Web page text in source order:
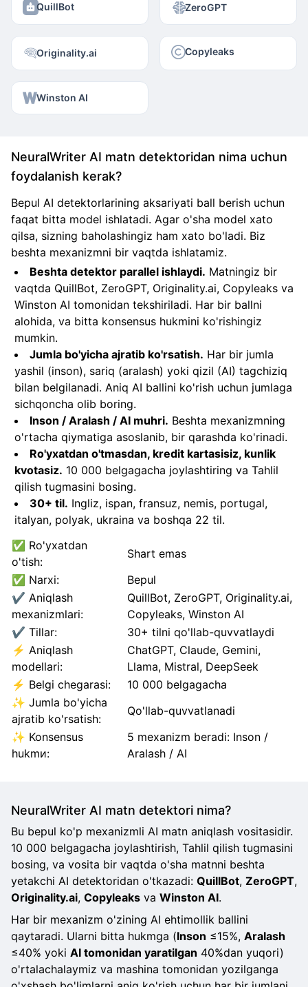
QuillBot ZeroGPT
Originality.ai Copyleaks
Winston AI
NeuralWriter AI matn detektoridan nima uchun
foydalanish kerak?
Bepul AI detektorlarining aksariyati ball berish uchun
faqat bitta model ishlatadi. Agar o'sha model xato
qilsa, sizning baholashingiz ham xato bo'ladi. Biz
beshta mexanizmni bir vaqtda ishlatamiz.
Beshta detektor parallel ishlaydi. Matningiz bir
vaqtda QuillBot, ZeroGPT, Originality.ai, Copyleaks va
Winston AI tomonidan tekshiriladi. Har bir ballni
alohida, va bitta konsensus hukmini ko'rishingiz
mumkin.
Jumla bo'yicha ajratib ko'rsatish. Har bir jumla
yashil (inson), sariq (aralash) yoki qizil (AI) tagchiziq
bilan belgilanadi. Aniq AI ballini ko'rish uchun jumlaga
sichqoncha olib boring.
Inson / Aralash / AI muhri. Beshta mexanizmning
o'rtacha qiymatiga asoslanib, bir qarashda ko'rinadi.
Ro'yxatdan o'tmasdan, kredit kartasisiz, kunlik
kvotasiz. 10 000 belgagacha joylashtiring va Tahlil
qilish tugmasini bosing.
30+ til. Ingliz, ispan, fransuz, nemis, portugal,
italyan, polyak, ukraina va boshqa 22 til.
✅ Ro'yxatdan
o'tish:
Shart emas
✅ Narxi:
Bepul
✔️ Aniqlash
mexanizmlari:
QuillBot, ZeroGPT, Originality.ai,
Copyleaks, Winston AI
✔️ Tillar:
30+ tilni qo'llab-quvvatlaydi
⚡ Aniqlash
modellari:
ChatGPT, Claude, Gemini,
Llama, Mistral, DeepSeek
⚡ Belgi chegarasi:
10 000 belgagacha
✨ Jumla bo'yicha
ajratib ko'rsatish:
Qo'llab-quvvatlanadi
✨ Konsensus
hukmи:
5 mexanizm beradi: Inson /
Aralash / AI
NeuralWriter AI matn detektori nima?
Bu bepul ko'p mexanizmli AI matn aniqlash vositasidir.
10 000 belgagacha joylashtirish, Tahlil qilish tugmasini
bosing, va vosita bir vaqtda o'sha matnni beshta
yetakchi AI detektoridan o'tkazadi: QuillBot, ZeroGPT,
Originality.ai, Copyleaks va Winston AI.
Har bir mexanizm o'zining AI ehtimollik ballini
qaytaradi. Ularni bitta hukmga (Inson ≤15%, Aralash
≤40% yoki AI tomonidan yaratilgan 40%dan yuqori)
o'rtalachalaymiz va mashina tomonidan yozilganga